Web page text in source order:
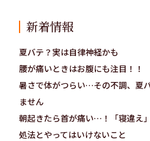
新着情報
夏バテ？実は自律神経かも
腰が痛いときはお腹にも注目！！
暑さで体がつらい…その不調、夏
ません
朝起きたら首が痛い…！「寝違え
処法とやってはいけないこと